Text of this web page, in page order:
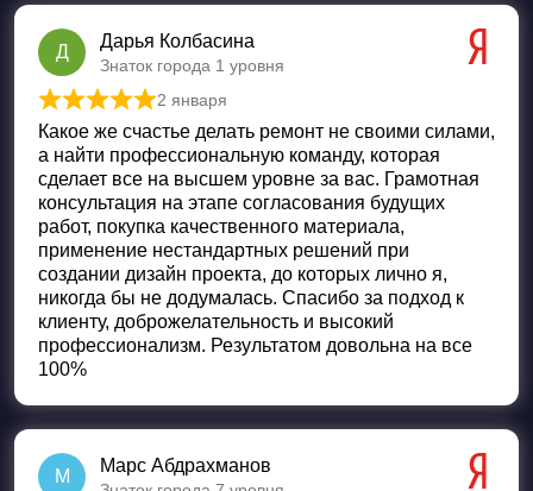
Д
Дарья Колбасина
Знаток города 1 уровня
Оценка из 5
2 января
Какое же счастье делать ремонт не своими силами,
а найти профессиональную команду, которая
сделает все на высшем уровне за вас. Грамотная
консультация на этапе согласования будущих
работ, покупка качественного материала,
применение нестандартных решений при
создании дизайн проекта, до которых лично я,
никогда бы не додумалась. Спасибо за подход к
клиенту, доброжелательность и высокий
профессионализм. Результатом довольна на все
100%
М
Марс Абдрахманов